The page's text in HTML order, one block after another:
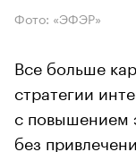
Фото: «ЭФЭР»
Все больше
стратегии
с повышением
без